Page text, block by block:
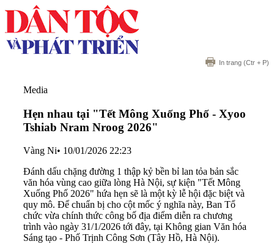
In trang (Ctr + P)
Media
Hẹn nhau tại "Tết Mông Xuống Phố - Xyoo
Tshiab Nram Nroog 2026"
Vàng Ni• 10/01/2026 22:23
Đánh dấu chặng đường 1 thập kỷ bền bỉ lan tỏa bản sắc
văn hóa vùng cao giữa lòng Hà Nội, sự kiện "Tết Mông
Xuống Phố 2026" hứa hẹn sẽ là một kỳ lễ hội đặc biệt và
quy mô. Để chuẩn bị cho cột mốc ý nghĩa này, Ban Tổ
chức vừa chính thức công bố địa điểm diễn ra chương
trình vào ngày 31/1/2026 tới đây, tại Không gian Văn hóa
Sáng tạo - Phố Trịnh Công Sơn (Tây Hồ, Hà Nội).